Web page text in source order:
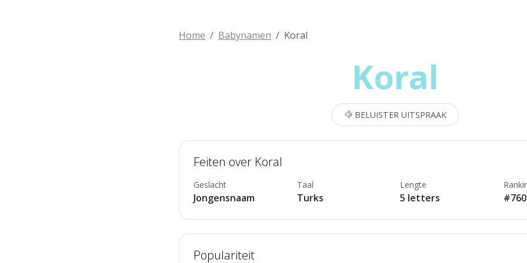
Home Babynamen Koral
Koral
BELUISTER UITSPRAAK
Feiten over Koral
Geslacht
Jongensnaam
Taal
Turks
Lengte
5 letters
Populariteit